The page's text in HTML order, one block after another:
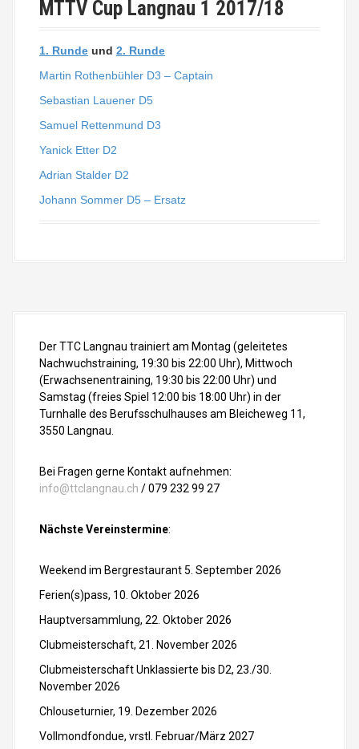
MTTV Cup Langnau 1 2017/18
1. Runde und 2. Runde
Martin Rothenbühler D3 – Captain
Sebastian Lauener D5
Samuel Rettenmund D3
Yanick Etter D2
Adrian Stalder D2
Johann Sommer D5 – Ersatz
Der TTC Langnau trainiert am Montag (geleitetes
Nachwuchstraining, 19:30 bis 22:00 Uhr), Mittwoch
(Erwachsenentraining, 19:30 bis 22:00 Uhr) und
Samstag (freies Spiel 12:00 bis 18:00 Uhr) in der
Turnhalle des Berufsschulhauses am Bleicheweg 11,
3550 Langnau.
Bei Fragen gerne Kontakt aufnehmen:
info@ttclangnau.ch / 079 232 99 27
Nächste Vereinstermine:
Weekend im Bergrestaurant 5. September 2026
Ferien(s)pass, 10. Oktober 2026
Hauptversammlung, 22. Oktober 2026
Clubmeisterschaft, 21. November 2026
Clubmeisterschaft Unklassierte bis D2, 23./30.
November 2026
Chlouseturnier, 19. Dezember 2026
Vollmondfondue, vrstl. Februar/März 2027